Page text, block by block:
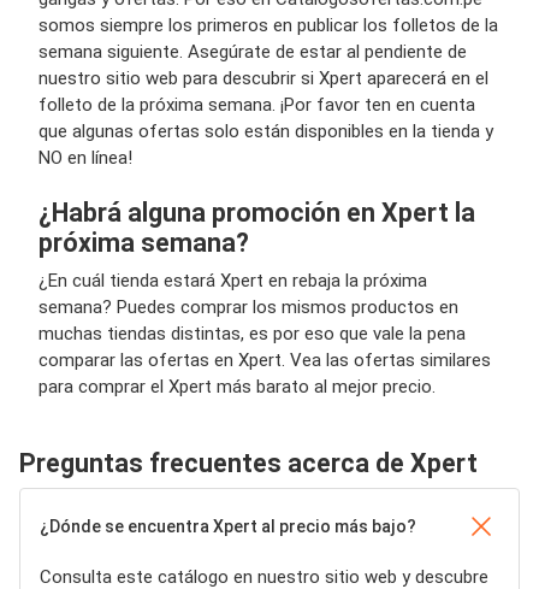
somos siempre los primeros en publicar los folletos de la
semana siguiente. Asegúrate de estar al pendiente de
nuestro sitio web para descubrir si Xpert aparecerá en el
folleto de la próxima semana. ¡Por favor ten en cuenta
que algunas ofertas solo están disponibles en la tienda y
NO en línea!
¿Habrá alguna promoción en Xpert la
próxima semana?
¿En cuál tienda estará Xpert en rebaja la próxima
semana? Puedes comprar los mismos productos en
muchas tiendas distintas, es por eso que vale la pena
comparar las ofertas en Xpert. Vea las ofertas similares
para comprar el Xpert más barato al mejor precio.
Preguntas frecuentes acerca de Xpert
¿Dónde se encuentra Xpert al precio más bajo?
Consulta este catálogo en nuestro sitio web y descubre